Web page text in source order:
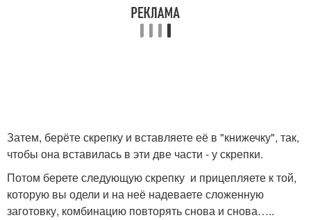
Затем, берёте скрепку и вставляете её в "книжечку", так,
чтобы она вставилась в эти две части - у скрепки.
Потом берете следующую скрепку и прицепляете к той,
которую вы одели и на неё надеваете сложенную
заготовку, комбинацию повторять снова и снова…..